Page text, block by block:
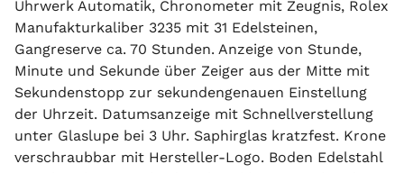
Uhrwerk Automatik, Chronometer mit Zeugnis, Rolex
Manufakturkaliber 3235 mit 31 Edelsteinen,
Gangreserve ca. 70 Stunden. Anzeige von Stunde,
Minute und Sekunde über Zeiger aus der Mitte mit
Sekundenstopp zur sekundengenauen Einstellung
der Uhrzeit. Datumsanzeige mit Schnellverstellung
unter Glaslupe bei 3 Uhr. Saphirglas kratzfest. Krone
verschraubbar mit Hersteller-Logo. Boden Edelstahl